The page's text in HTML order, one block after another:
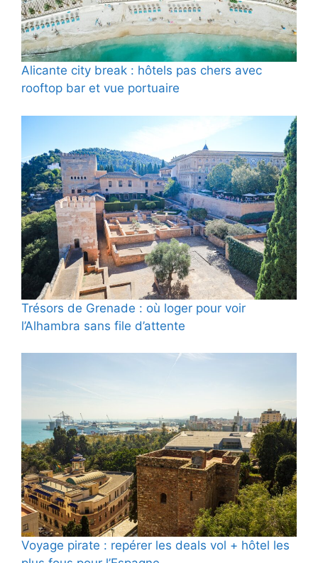
Alicante city break : hôtels pas chers avec
rooftop bar et vue portuaire
Trésors de Grenade : où loger pour voir
l’Alhambra sans file d’attente
Voyage pirate : repérer les deals vol + hôtel les